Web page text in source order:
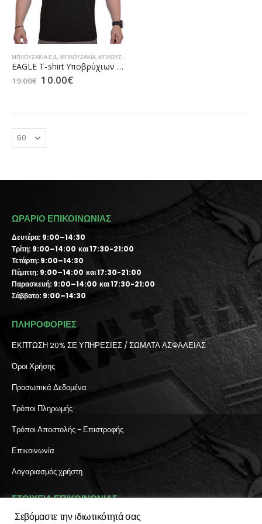
ΜΠΛΟΥΖΆΚΙΑ Ε.Δ.,ΜΠΛΟΥΖΆΚΙΑ,ΜΠΛΟΥΖΆΚΙΑ
EAGLE T-shirt Υποβρύχιων Καταστροφών Με Στάμπα (SEAL) Μαύρο
19.00€ 10.00€
ΩΡΑΡΙΟ ΕΠΙΚΟΙΝΩΝΙΑΣ
Δευτέρα: 9:00–14:30
Τρίτη: 9:00–14:00 και 17:30-21:00
Τετάρτη: 9:00–14:30
Πέμπτη: 9:00–14:00 και 17:30-21:00
Παρασκευή: 9:00–14:00 και 17:30-21:00
Σάββατο: 9:00–14:30
ΠΛΗΡΟΦΟΡΙΕΣ
ΕΚΠΤΩΣΗ 20% ΣΕ ΥΠΗΡΕΣΙΕΣ / ΣΩΜΑΤΑ ΑΣΦΑΛΕΙΑΣ
Όροι Χρήσης
Προσωπικά Δεδομένα
Τρόποι Πληρωμής
Τρόποι Αποστολής - Επιστροφής
Επικοινωνία
Λογαριασμός χρήστη
ΣΤΟΙΧΕΙΑ ΕΠΙΚΟΙΝΩΝΙΑΣ
Διεύθυνση:
Σεβόμαστε την ιδιωτικότητά σας